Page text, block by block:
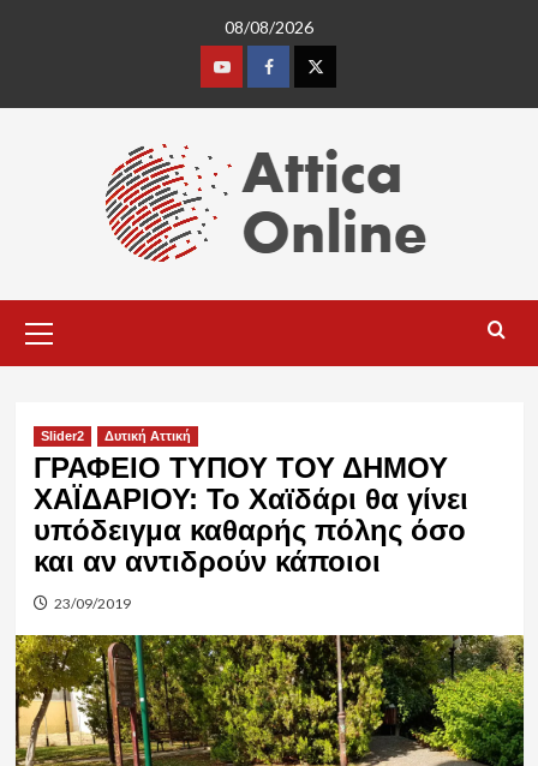
08/08/2026
YoutubeFacebookTwitter
Menu
Slider2 Δυτική Αττική
ΓΡΑΦΕΙΟ ΤΥΠΟΥ ΤΟΥ ΔΗΜΟΥ
ΧΑΪΔΑΡΙΟΥ: To Xαϊδάρι θα γίνει
υπόδειγμα καθαρής πόλης όσο
και αν αντιδρούν κάποιοι
23/09/2019